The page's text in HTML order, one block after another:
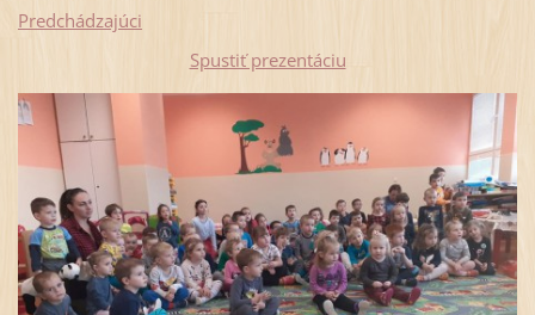
Predchádzajúci
Spustiť prezentáciu